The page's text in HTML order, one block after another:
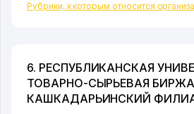
Рубрики, к которым относится
6. РЕСПУБЛИКАНСКАЯ
ТОВАРНО-СЫРЬЕВАЯ БИРЖА
КАШКАДАРЬИНСКИЙ